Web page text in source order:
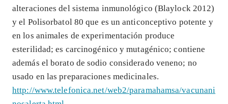
alteraciones del sistema inmunológico (Blaylock 2012)
y el Polisorbatol 80 que es un anticonceptivo potente y
en los animales de experimentación produce
esterilidad; es carcinogénico y mutagénico; contiene
además el borato de sodio considerado veneno; no
usado en las preparaciones medicinales.
http://www.telefonica.net/web2/paramahamsa/vacunani